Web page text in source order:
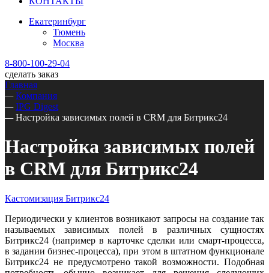
Екатеринбург
Тюмень
Москва
8-800-100-29-04
сделать заказ
Главная
— Компания
— IPG Digest
— Настройка зависимых полей в CRM для Битрикс24
Настройка зависимых полей
в CRM для Битрикс24
Кастомизация Битрикс24
Периодически у клиентов возникают запросы на создание так
называемых зависимых полей в различных сущностях
Битрикс24 (например в карточке сделки или смарт-процесса,
в задании бизнес-процесса), при этом в штатном функционале
Битрикс24 не предусмотрено такой возможности. Подобная